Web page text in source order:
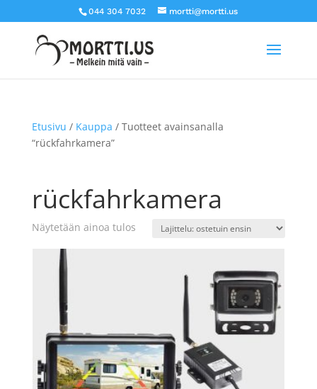
044 304 7032 mortti@mortti.us
Etusivu / Kauppa / Tuotteet avainsanalla
“rückfahrkamera”
rückfahrkamera
Näytetään ainoa tulos